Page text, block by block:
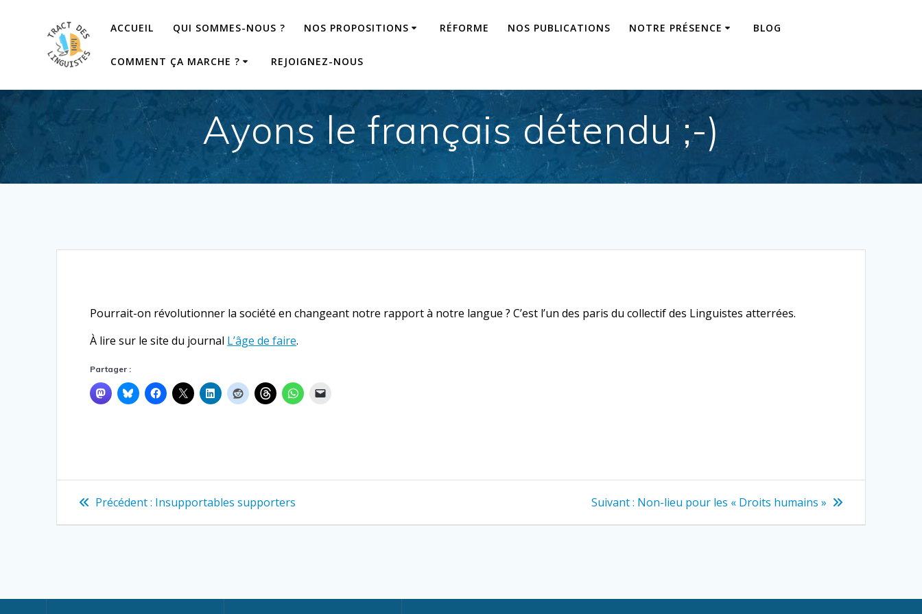
ACCUEIL QUI SOMMES-NOUS ? NOS PROPOSITIONS RÉFORME NOS PUBLICATIONS NOTRE PRÉSENCE BLOG
COMMENT ÇA MARCHE ? REJOIGNEZ-NOUS
Ayons le français détendu ;-)
Pourrait-on révolutionner la société en changeant notre rapport à notre langue ? C’est l’un des paris du collectif des Linguistes atterrées.
À lire sur le site du journal L’âge de faire.
Partager :
Navigation
de
Précédent : Article
Insupportables supporters Suivant : Article
Non-lieu pour les « Droits humains »